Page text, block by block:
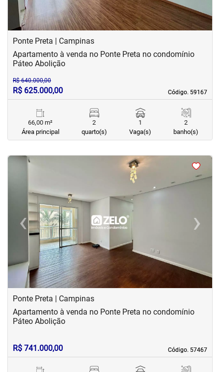
Ponte Preta | Campinas
Código. 59167
Código. 59167
Apartamento à venda no Ponte Preta no condomínio
Páteo Abolição
R$ 640.000,00
R$ 625.000,00
66,00 m²
Área principal
2
quarto(s)
1
Vaga(s)
2
banho(s)
< <<<
‹
Previous ›Next
Ponte Preta | Campinas
Código. 57467
Código. 57467
Apartamento à venda no Ponte Preta no condomínio
Páteo Abolição
R$ 741.000,00